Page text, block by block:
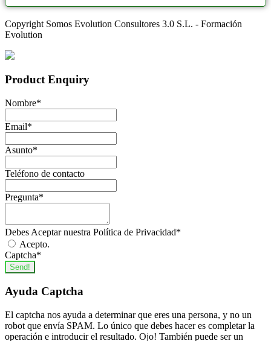
Copyright Somos Evolution Consultores 3.0 S.L. - Formación
Evolution
Product Enquiry
Nombre*
Email*
Asunto*
Teléfono de contacto
Pregunta*
Debes Aceptar nuestra Política de Privacidad*
Acepto.
Captcha*
Send!
Ayuda Captcha
El captcha nos ayuda a determinar que eres una persona, y no un
robot que envía SPAM. Lo único que debes hacer es completar la
operación e introducir el resultado. Ojo! También puede ser un